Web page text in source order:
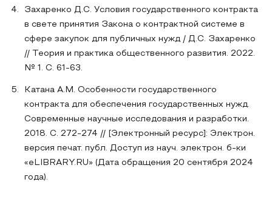
Захаренко Д.С. Условия государственного контракта
в свете принятия Закона о контрактной системе в
сфере закупок для публичных нужд / Д.С. Захаренко
// Теория и практика общественного развития. 2022.
№ 1. С. 61-63.
Катана А.М. Особенности государственного
контракта для обеспечения государственных нужд.
Современные научные исследования и разработки.
2018. С. 272-274 // [Электронный ресурс]: Электрон.
версия печат. публ. Доступ из науч. электрон. б-ки
«eLIBRARY.RU» (Дата обращения 20 сентября 2024
года).